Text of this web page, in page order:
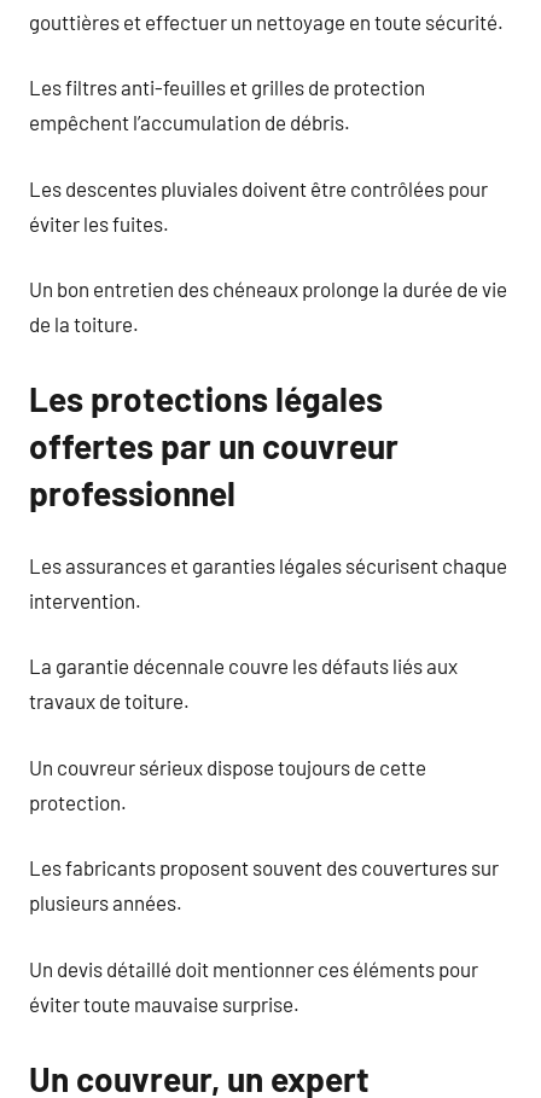
gouttières et effectuer un nettoyage en toute sécurité.
Les filtres anti-feuilles et grilles de protection
empêchent l’accumulation de débris.
Les descentes pluviales doivent être contrôlées pour
éviter les fuites.
Un bon entretien des chéneaux prolonge la durée de vie
de la toiture.
Les protections légales
offertes par un couvreur
professionnel
Les assurances et garanties légales sécurisent chaque
intervention.
La garantie décennale couvre les défauts liés aux
travaux de toiture.
Un couvreur sérieux dispose toujours de cette
protection.
Les fabricants proposent souvent des couvertures sur
plusieurs années.
Un devis détaillé doit mentionner ces éléments pour
éviter toute mauvaise surprise.
Un couvreur, un expert